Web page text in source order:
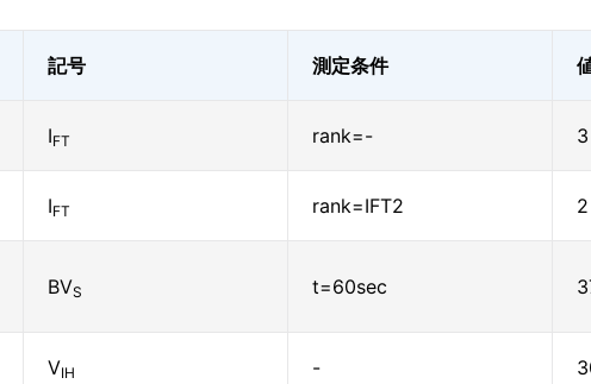
記号 測定条件
IFT rank=- 3
IFT rank=IFT2 2
BVS t=60sec
VIH -